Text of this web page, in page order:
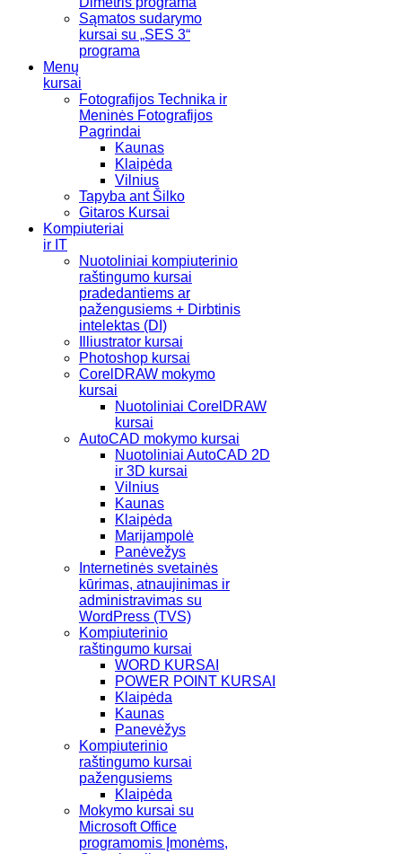
Sąmatos sudarymo
kursai su „SES 3“
programa
Menų
kursai
Fotografijos Technika ir
Meninės Fotografijos
Pagrindai
Kaunas
Klaipėda
Vilnius
Tapyba ant Šilko
Gitaros Kursai
Kompiuteriai
ir IT
Nuotoliniai kompiuterinio
raštingumo kursai
pradedantiems ar
pažengusiems + Dirbtinis
intelektas (DI)
Illiustrator kursai
Photoshop kursai
CorelDRAW mokymo
kursai
Nuotoliniai CorelDRAW
kursai
AutoCAD mokymo kursai
Nuotoliniai AutoCAD 2D
ir 3D kursai
Vilnius
Kaunas
Klaipėda
Marijampolė
Panėvežys
Internetinės svetainės
kūrimas, atnaujinimas ir
administravimas su
WordPress (TVS)
Kompiuterinio
raštingumo kursai
WORD KURSAI
POWER POINT KURSAI
Klaipėda
Kaunas
Panevėžys
Kompiuterinio
raštingumo kursai
pažengusiems
Klaipėda
Mokymo kursai su
Microsoft Office
programomis Įmonėms,